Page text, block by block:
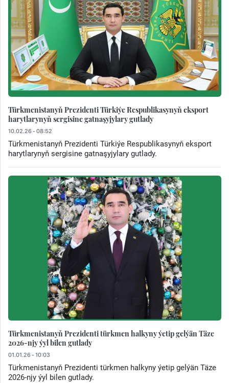
Türkmenistanyň Prezidenti Türkiýe Respublikasynyň eksport
harytlarynyň sergisine gatnaşyjylary gutlady
10.02.26 - 08:52
Türkmenistanyň Prezidenti Türkiýe Respublikasynyň eksport
harytlarynyň sergisine gatnaşyjylary gutlady.
Türkmenistanyň Prezidenti türkmen halkyny ýetip gelýän Täze
2026-njy ýyl bilen gutlady
01.01.26 - 10:03
Türkmenistanyň Prezidenti türkmen halkyny ýetip gelýän Täze
2026-njy ýyl bilen gutlady.